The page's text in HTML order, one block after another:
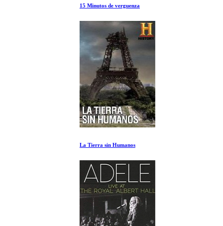
15 Minutos de verguenza